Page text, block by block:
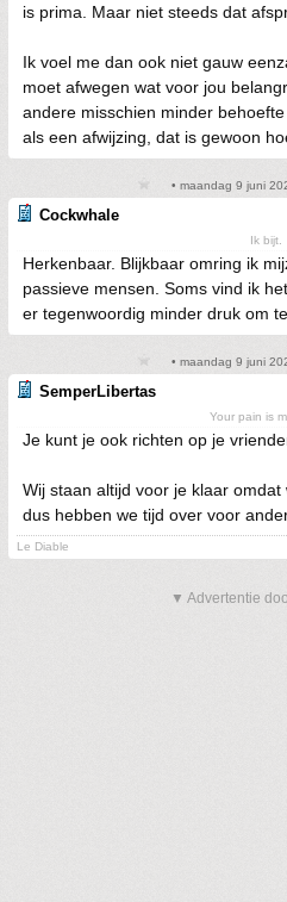
is prima. Maar niet steeds dat
Ik voel me dan ook niet gauw
moet afwegen wat voor jou
andere misschien minder
als een afwijzing, dat is gewoon
• maandag 9 juni
Cockwhale
Ik bijt.
Herkenbaar. Blijkbaar omring ik
passieve mensen. Soms vind ik
er tegenwoordig minder druk om
• maandag 9 juni
SemperLibertas
Your pain is
Je kunt je ook richten op je
Wij staan altijd voor je klaar
dus hebben we tijd over voor
Le Diable
▼ Advertentie